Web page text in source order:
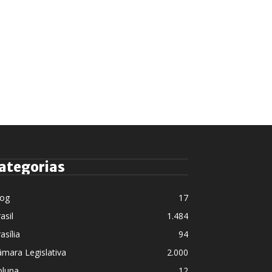
17
1.484
94
Legislativa
2.000